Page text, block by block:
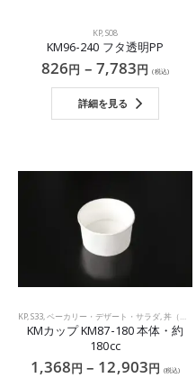
KP,S08
KM96-240 フタ透明PP
826円 – 7,783円 (税込)
詳細を見る
KP,S33,ベーカリー・デザート・サラダ,丼（紙製品）
KMカップ KM87-180 本体・約
180cc
1,368円 – 12,903円 (税込)